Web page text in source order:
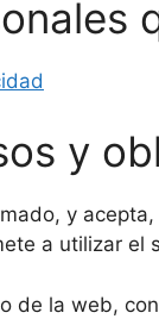
y
y
a utilizar el
de la web,